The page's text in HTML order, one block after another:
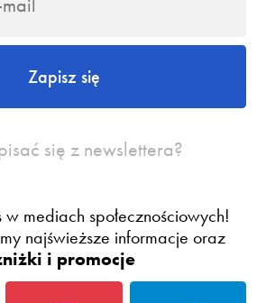
Zapisz się
się z newslettera?
w mediach społecznościowych!
najświeższe informacje oraz
i promocje